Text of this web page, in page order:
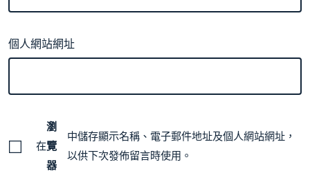
個人網站網址
在
瀏
覽
器
中儲存顯示名稱、電子郵件地址及個人網站網址，
以供下次發佈留言時使用。